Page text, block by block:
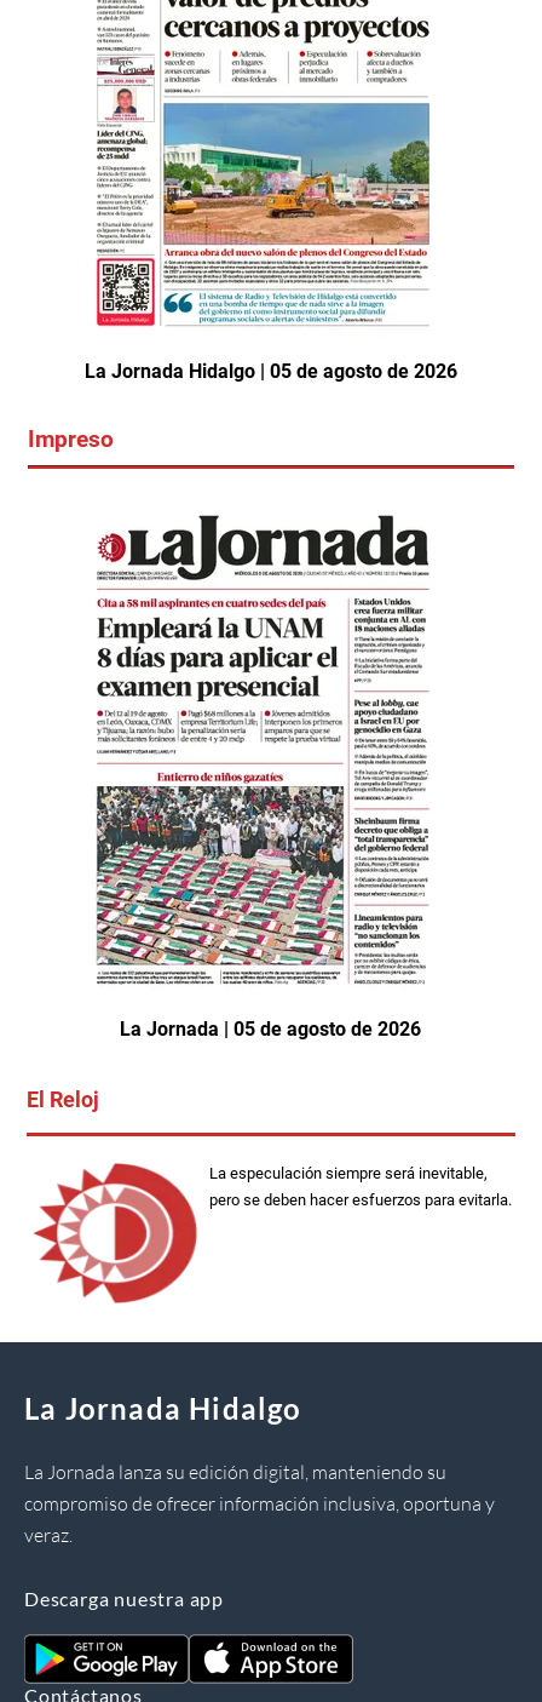
La Jornada Hidalgo | 05 de agosto de 2026
Impreso
La Jornada | 05 de agosto de 2026
El Reloj
La especulación siempre será inevitable,
pero se deben hacer esfuerzos para evitarla.
La Jornada Hidalgo
La Jornada lanza su edición digital, manteniendo su
compromiso de ofrecer información inclusiva, oportuna y
veraz.
Descarga nuestra app
Contáctanos